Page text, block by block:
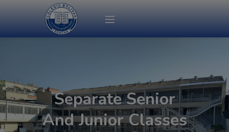
Separate Senior
And Junior Classes